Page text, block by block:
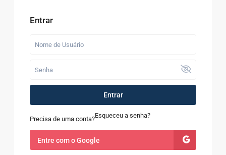
Entrar
Entrar
Precisa de uma conta?Esqueceu a senha?
Entre com o Google